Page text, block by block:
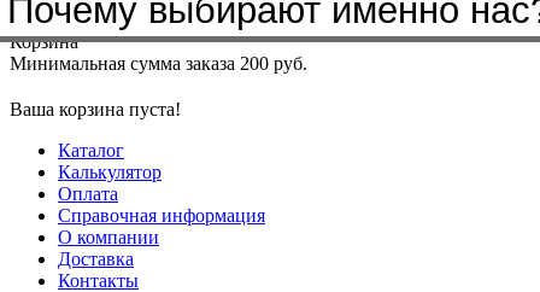
Меню+7(4912)50-37-50sbit@krep62.ru
Корзина
Минимальная сумма заказа 200 руб.
Ваша корзина пуста!
Каталог
Калькулятор
Оплата
Справочная информация
О компании
Доставка
Контакты
Почему выбирают именно